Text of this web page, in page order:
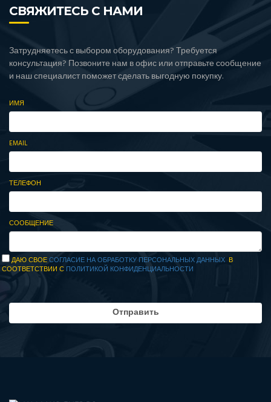
СВЯЖИТЕСЬ С НАМИ
Затрудняетесь с выбором оборудования? Требуется
консультация? Позвоните нам в офис или отправьте сообщение
и наш специалист поможет сделать выгодную покупку.
ИМЯ
EMAIL
ТЕЛЕФОН
СООБЩЕНИЕ
ДАЮ СВОЕСОГЛАСИЕ НА ОБРАБОТКУ ПЕРСОНАЛЬНЫХ ДАННЫХ В
СООТВЕТСТВИИ С ПОЛИТИКОЙ КОНФИДЕНЦИАЛЬНОСТИ